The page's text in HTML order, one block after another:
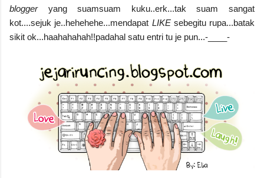
bloggeryang suamsuam kuku..erk...tak suam sangat
kot....sejuk je..hehehehe...mendapat LIKEsebegitu rupa...batak
sikit ok...haahahahah!!padahal satu entri tu je pun...-____-